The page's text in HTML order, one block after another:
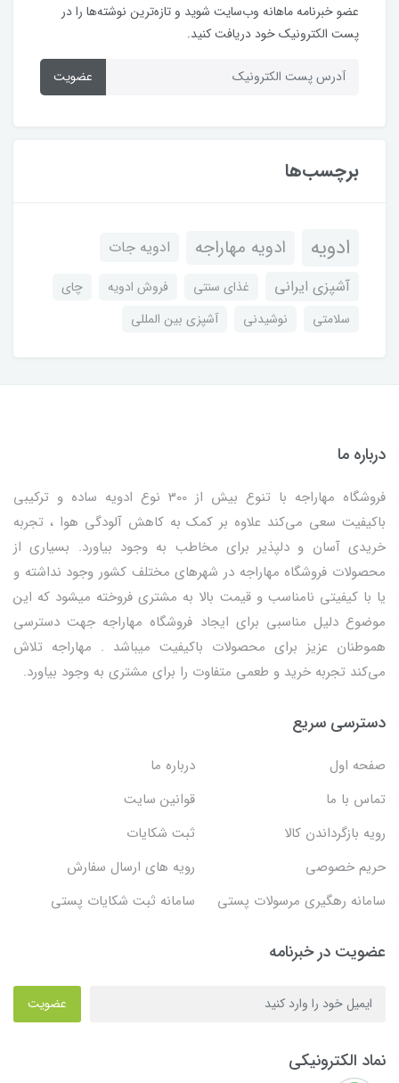
عضو خبرنامه ماهانه وب‌سایت شوید و تازه‌ترین نوشته‌ها را در
پست الکترونیک خود دریافت کنید.
عضویت
برچسب‌ها
ادویه ادویه مهاراجه
ادویه جات
آشپزی ایرانی
غذای سنتی فروش ادویه
چای
سلامتی
نوشیدنی آشپزی بین المللی
درباره ما
فروشگاه مهاراجه با تنوع بیش از 300 نوع ادویه ساده و ترکیبی
باکیفیت سعی می‌کند علاوه بر کمک به کاهش آلودگی هوا ، تجربه
خریدی آسان و دلپذیر برای مخاطب به وجود بیاورد. بسیاری از
محصولات فروشگاه مهاراجه در شهرهای مختلف کشور وجود نداشته و
یا با کیفیتی نامناسب و قیمت بالا به مشتری فروخته میشود که این
موضوع دلیل مناسبی برای ایجاد فروشگاه مهاراجه جهت دسترسی
هموطنان عزیز برای محصولات باکیفیت میباشد . مهاراجه تلاش
می‌کند تجربه خرید و طعمی متفاوت را برای مشتری به وجود بیاورد.
دسترسی سریع
صفحه اول
درباره ما
تماس با ما
قوانین سایت
رویه بازگرداندن کالا
ثبت شکایات
حریم خصوصی
رویه های ارسال سفارش
سامانه رهگیری مرسولات پستی
سامانه ثبت شکایات پستی
عضویت در خبرنامه
عضویت
نماد الکترونیکی